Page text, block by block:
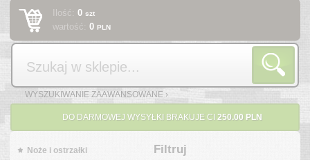
Ilość:0szt
wartość:0PLN
Szukaj
WYSZUKIWANIE ZAAWANSOWANE ›
DO DARMOWEJ WYSYŁKI BRAKUJE CI 250.00 PLN
Noże i ostrzałki
Filtruj